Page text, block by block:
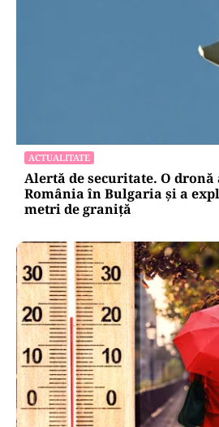
ACTUALITATE
Alertă de securitate. O
România în Bulgaria şi a
metri de graniţă